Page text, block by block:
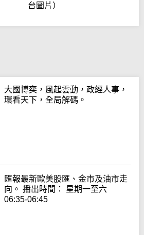
台圖片）
大國博奕，風起雲動，政經人事，
環看天下，全局解碼。
匯報最新歐美股匯、金市及油市走
向。 播出時間： 星期一至六
06:35-06:45